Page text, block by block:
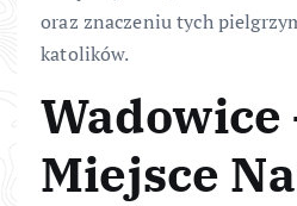
oraz znaczeniu tych
katolików.
Wadowice
Miejsce